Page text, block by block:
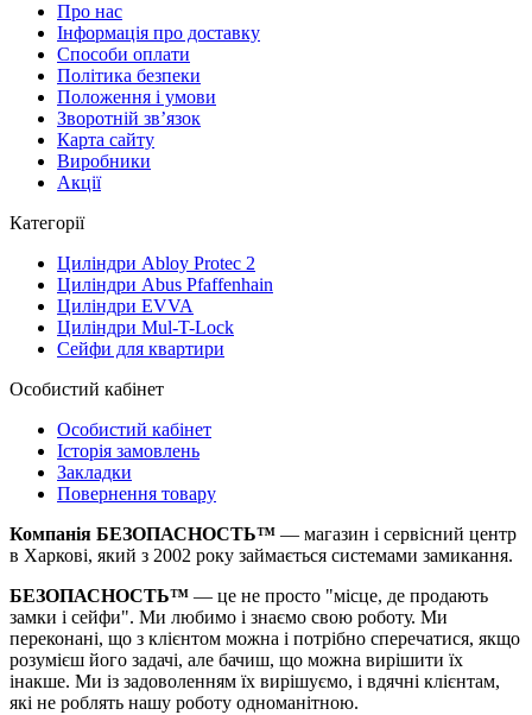
Про нас
Iнформація про доставку
Способи оплати
Політика безпеки
Положення і умови
Зворотній зв’язок
Карта сайту
Виробники
Акції
Категорії
Циліндри Abloy Protec 2
Циліндри Abus Pfaffenhain
Циліндри EVVA
Циліндри Mul-T-Lock
Сейфи для квартири
Особистий кабінет
Особистий кабінет
Історія замовлень
Закладки
Повернення товару
Компанія БЕЗОПАСНОСТЬ™ — магазин і сервісний центр
в Харкові, який з 2002 року займається системами замикання.
БЕЗОПАСНОСТЬ™ — це не просто "місце, де продають
замки і сейфи". Ми любимо і знаємо свою роботу. Ми
переконані, що з клієнтом можна і потрібно сперечатися, якщо
розумієш його задачі, але бачиш, що можна вирішити їх
інакше. Ми із задоволенням їх вирішуємо, і вдячні клієнтам,
які не роблять нашу роботу одноманітною.